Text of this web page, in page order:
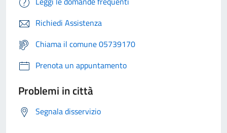
Richiedi Assistenza
Chiama il comune 05739170
Prenota un appuntamento
Problemi in città
Segnala disservizio